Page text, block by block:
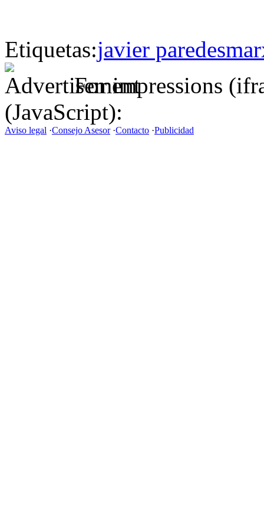
Etiquetas:javier paredes
For impressions
(JavaScript):
Aviso legal ·Consejo Asesor·Contacto ·Publicidad